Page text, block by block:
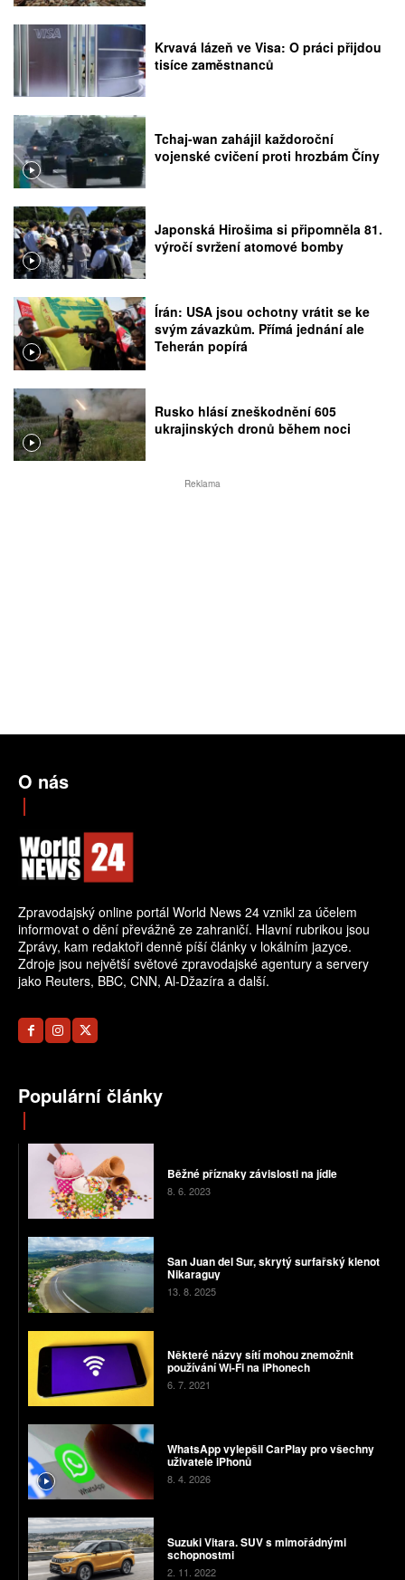
Krvavá lázeň ve Visa: O práci přijdou
tisíce zaměstnanců
Tchaj-wan zahájil každoroční
vojenské cvičení proti hrozbám Číny
Japonská Hirošima si připomněla 81.
výročí svržení atomové bomby
Írán: USA jsou ochotny vrátit se ke
svým závazkům. Přímá jednání ale
Teherán popírá
Rusko hlásí zneškodnění 605
ukrajinských dronů během noci
Reklama
O nás
Zpravodajský online portál World News 24 vznikl za účelem
informovat o dění převážně ze zahraničí. Hlavní rubrikou jsou
Zprávy, kam redaktoři denně píší články v lokálním jazyce.
Zdroje jsou největší světové zpravodajské agentury a servery
jako Reuters, BBC, CNN, Al-Džazíra a další.
Populární články
Běžné příznaky závislosti na jídle
8. 6. 2023
San Juan del Sur, skrytý surfařský klenot
Nikaraguy
13. 8. 2025
Některé názvy sítí mohou znemožnit
používání Wi-Fi na iPhonech
6. 7. 2021
WhatsApp vylepšil CarPlay pro všechny
uživatele iPhonů
8. 4. 2026
Suzuki Vitara. SUV s mimořádnými
schopnostmi
2. 11. 2022